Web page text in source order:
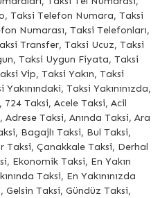
Taksi Telefon Numara, Taksi
Numarası, Taksi Telefonları,
Transfer, Taksi Ucuz, Taksi
Taksi Uygun Fiyata, Taksi
Vip, Taksi Yakın, Taksi
Taksi Yakınınızda,
724 Taksi, Acele Taksi, Acil
Taksi, Anında Taksi, Ara
Bagajlı Taksi, Bul Taksi,
Taksi, Çanakkale Taksi, Derhal
Ekonomik Taksi, En Yakın
Taksi, En Yakınınızda
Gelsin Taksi, Gündüz Taksi,